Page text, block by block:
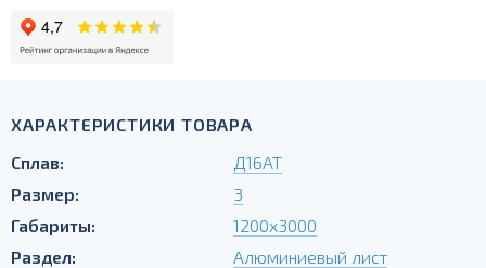
ХАРАКТЕРИСТИКИ ТОВАРА
Сплав:
Д16АТ
Размер:
3
Габариты:
1200х3000
Раздел:
Алюминиевый лист